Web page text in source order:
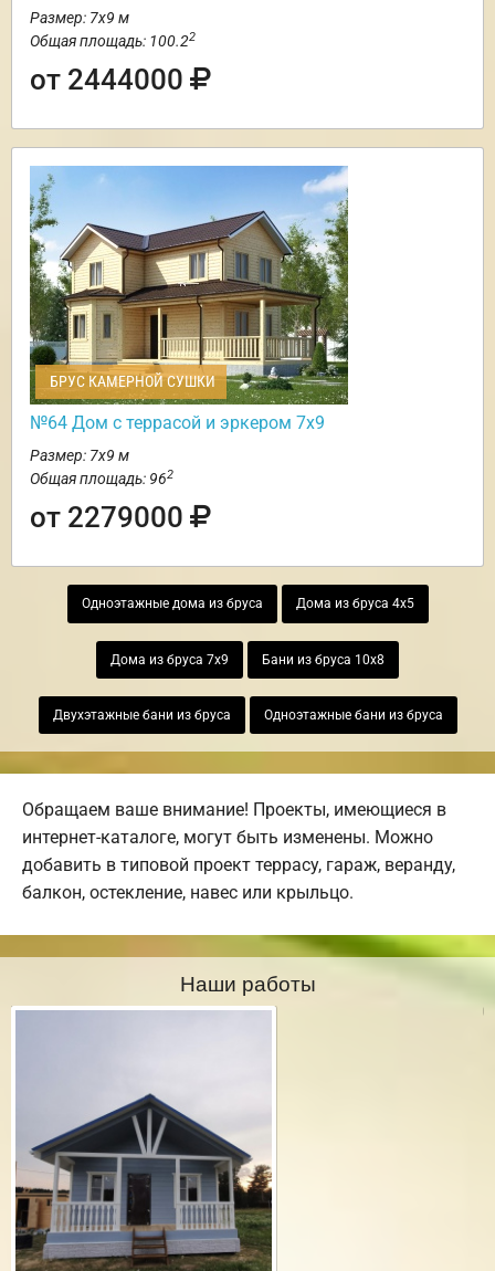
Размер: 7х9 м
Общая площадь: 100.22
от 2444000
БРУС КАМЕРНОЙ СУШКИ
№64 Дом с террасой и эркером 7х9
Размер: 7х9 м
Общая площадь: 962
от 2279000
Одноэтажные дома из бруса Дома из бруса 4х5
Дома из бруса 7х9 Бани из бруса 10х8
Двухэтажные бани из бруса Одноэтажные бани из бруса
Обращаем ваше внимание! Проекты, имеющиеся в
интернет-каталоге, могут быть изменены. Можно
добавить в типовой проект террасу, гараж, веранду,
балкон, остекление, навес или крыльцо.
Наши работы